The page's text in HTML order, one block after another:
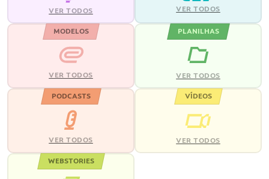
VER TODOS VER TODOS
MODELOS
VER TODOS
PLANILHAS
VER TODOS
PODCASTS
VER TODOS
VÍDEOS
VER TODOS
WEBSTORIES